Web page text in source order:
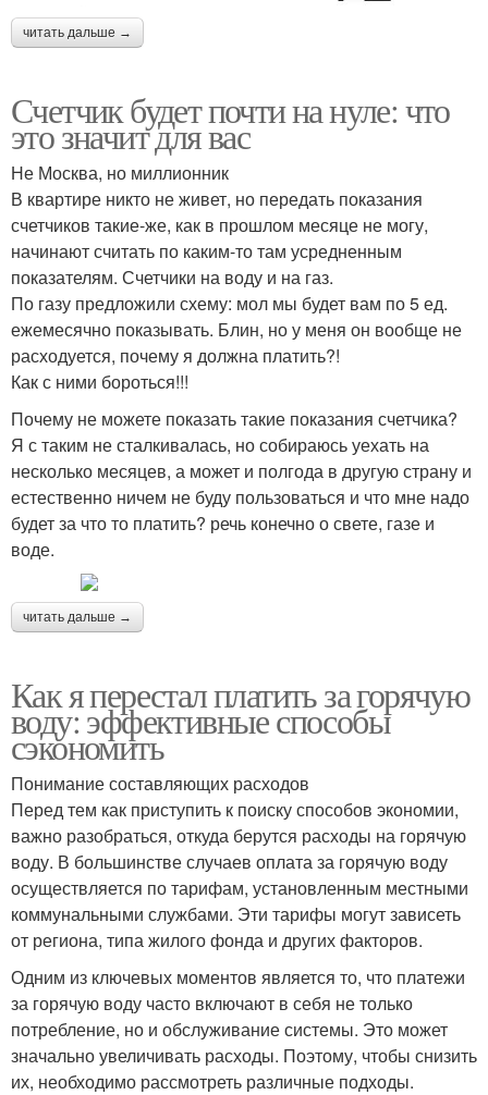
читать дальше →
Счетчик будет почти на нуле: что
это значит для вас
Не Москва, но миллионник
В квартире никто не живет, но передать показания
счетчиков такие-же, как в прошлом месяце не могу,
начинают считать по каким-то там усредненным
показателям. Счетчики на воду и на газ.
По газу предложили схему: мол мы будет вам по 5 ед.
ежемесячно показывать. Блин, но у меня он вообще не
расходуется, почему я должна платить?!
Как с ними бороться!!!
Почему не можете показать такие показания счетчика?
Я с таким не сталкивалась, но собираюсь уехать на
несколько месяцев, а может и полгода в другую страну и
естественно ничем не буду пользоваться и что мне надо
будет за что то платить? речь конечно о свете, газе и
воде.
читать дальше →
Как я перестал платить за горячую
воду: эффективные способы
сэкономить
Понимание составляющих расходов
Перед тем как приступить к поиску способов экономии,
важно разобраться, откуда берутся расходы на горячую
воду. В большинстве случаев оплата за горячую воду
осуществляется по тарифам, установленным местными
коммунальными службами. Эти тарифы могут зависеть
от региона, типа жилого фонда и других факторов.
Одним из ключевых моментов является то, что платежи
за горячую воду часто включают в себя не только
потребление, но и обслуживание системы. Это может
значально увеличивать расходы. Поэтому, чтобы снизить
их, необходимо рассмотреть различные подходы.